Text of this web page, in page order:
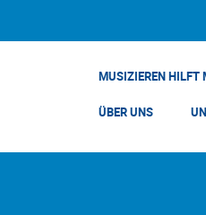
MUSIZIEREN HILFT
ÜBER UNS